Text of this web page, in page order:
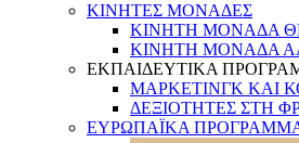
ΚΙΝΗΤΕΣ ΜΟΝΑΔΕΣ
ΚΙΝΗΤΗ ΜΟΝΑΔΑ
ΚΙΝΗΤΗ ΜΟΝΑΔΑ
ΕΚΠΑΙΔΕΥΤΙΚΑ
ΜΑΡΚΕΤΙΝΓΚ ΚΑΙ
ΔΕΞΙΟΤΗΤΕΣ ΣΤΗ
ΕΥΡΩΠΑΪΚΑ